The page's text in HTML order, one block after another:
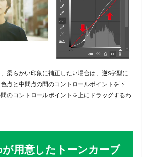
柔らかい印象に補正したい場合は、逆S字型に
点と中間点の間のコントロールポイントを下
のコントロールポイントを上にドラッグするわ
が用意したトーンカーブ